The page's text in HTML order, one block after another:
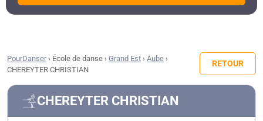
PourDanser› École de danse › Grand Est › Aube ›
CHEREYTER CHRISTIAN
RETOUR
CHEREYTER CHRISTIAN